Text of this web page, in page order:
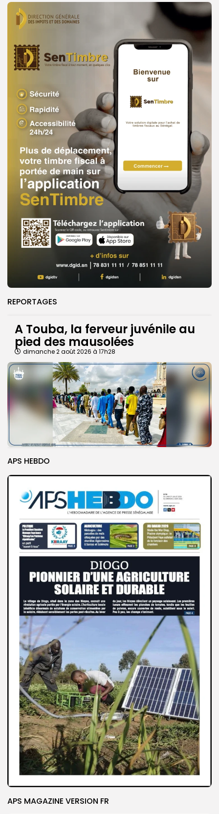
REPORTAGES
A Touba, la ferveur juvénile au
pied des mausolées
dimanche 2 août 2026 à 17h28
APS HEBDO
APS MAGAZINE VERSION FR